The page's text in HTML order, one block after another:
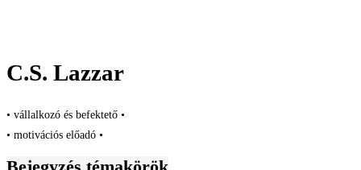
C.S. Lazzar
• vállalkozó és befektető •
• motivációs előadó •